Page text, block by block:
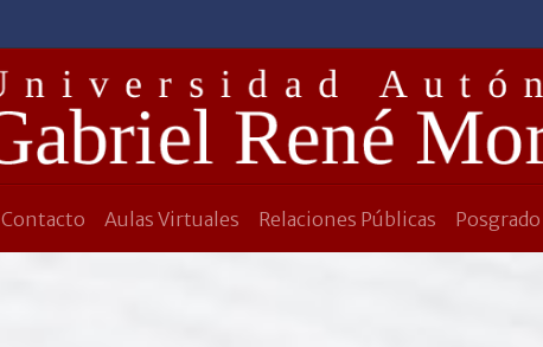
Contacto Aulas Virtuales Relaciones Públicas Posgrado